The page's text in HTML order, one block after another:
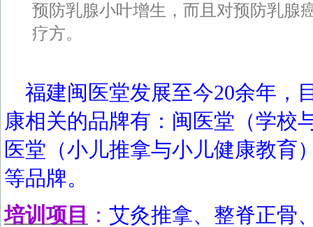
预防乳腺小叶增生，而且对预防乳腺
疗方。
福建闽医堂发展至今20余年，
康相关的品牌有：闽医堂（学校
医堂（小儿推拿与小儿健康教育
等品牌。
培训项目
： 艾灸推拿、整脊正骨